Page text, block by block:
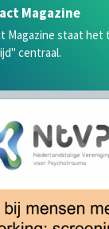
Magazine
Magazine staat het
centraal.